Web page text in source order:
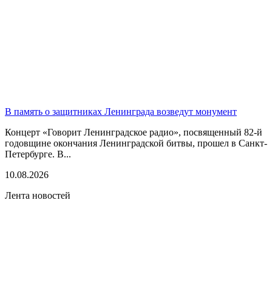
В память о защитниках Ленинграда возведут монумент
Концерт «Говорит Ленинградское радио», посвященный 82-й
годовщине окончания Ленинградской битвы, прошел в Санкт-
Петербурге. В...
10.08.2026
Лента новостей